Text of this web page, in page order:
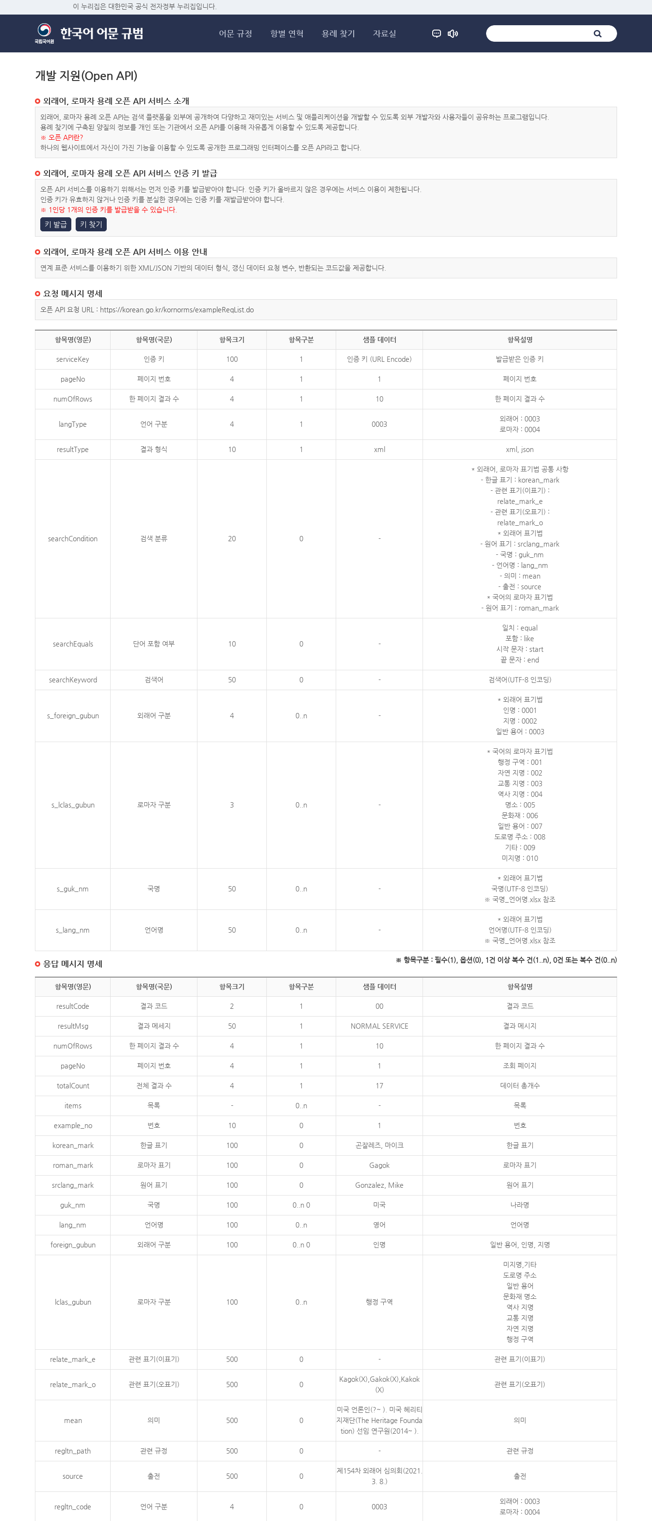
이 누리집은 대한민국 공식 전자정부 누리집입니다.
어문 규정 항별 연혁 용례 찾기 자료실
개발 지원(Open API)
외래어, 로마자 용례 오픈 API 서비스 소개
외래어, 로마자 용례 오픈 API는 검색 플랫폼을 외부에 공개하여 다양하고 재미있는 서비스 및 애플리케이션을 개발할 수 있도록 외부 개발자와 사용자들이 공유하는 프로그램입니다.
용례 찾기에 구축된 양질의 정보를 개인 또는 기관에서 오픈 API를 이용해 자유롭게 이용할 수 있도록 제공합니다.
※ 오픈 API란?
하나의 웹사이트에서 자신이 가진 기능을 이용할 수 있도록 공개한 프로그래밍 인터페이스를 오픈 API라고 합니다.
외래어, 로마자 용례 오픈 API 서비스 인증 키 발급
오픈 API 서비스를 이용하기 위해서는 먼저 인증 키를 발급받아야 합니다. 인증 키가 올바르지 않은 경우에는 서비스 이용이 제한됩니다.
인증 키가 유효하지 않거나 인증 키를 분실한 경우에는 인증 키를 재발급받아야 합니다.
※ 1인당 1개의 인증 키를 발급받을 수 있습니다.
키 발급 키 찾기
외래어, 로마자 용례 오픈 API 서비스 이용 안내
연계 표준 서비스를 이용하기 위한 XML/JSON 기반의 데이터 형식, 갱신 데이터 요청 변수, 반환되는 코드값을 제공합니다.
요청 메시지 명세
오픈 API 요청 URL : https://korean.go.kr/kornorms/exampleReqList.do
항목명(영문) 항목명(국문) 항목크기 항목구분 샘플 데이터 항목설명
serviceKey 인증 키 100 1 인증 키 (URL Encode) 발급받은 인증 키
pageNo 페이지 번호 4 1 1 페이지 번호
numOfRows 한 페이지 결과 수 4 1 10 한 페이지 결과 수
langType 언어 구분 4 1 0003
외래어 : 0003
로마자 : 0004
resultType 결과 형식 10 1 xml xml, json
searchCondition 검색 분류 20 0 -
* 외래어, 로마자 표기법 공통 사항
- 한글 표기 : korean_mark
- 관련 표기(이표기) :
relate_mark_e
- 관련 표기(오표기) :
relate_mark_o
* 외래어 표기법
- 원어 표기 : srclang_mark
- 국명 : guk_nm
- 언어명 : lang_nm
- 의미 : mean
- 출전 : source
* 국어의 로마자 표기법
- 원어 표기 : roman_mark
searchEquals 단어 포함 여부 10 0 -
일치 : equal
포함 : like
시작 문자 : start
끝 문자 : end
searchKeyword 검색어 50 0 - 검색어(UTF-8 인코딩)
s_foreign_gubun 외래어 구분 4 0..n -
* 외래어 표기법
인명 : 0001
지명 : 0002
일반 용어 : 0003
s_lclas_gubun 로마자 구분 3 0..n -
* 국어의 로마자 표기법
행정 구역 : 001
자연 지명 : 002
교통 지명 : 003
역사 지명 : 004
명소 : 005
문화재 : 006
일반 용어 : 007
도로명 주소 : 008
기타 : 009
미지명 : 010
s_guk_nm 국명 50 0..n -
* 외래어 표기법
국명(UTF-8 인코딩)
※ 국명_언어명.xlsx 참조
s_lang_nm 언어명 50 0..n -
* 외래어 표기법
언어명(UTF-8 인코딩)
※ 국명_언어명.xlsx 참조
※ 항목구분 : 필수(1), 옵션(0), 1건 이상 복수 건(1..n), 0건 또는 복수 건(0..n)
응답 메시지 명세
항목명(영문) 항목명(국문) 항목크기 항목구분 샘플 데이터 항목설명
resultCode 결과 코드 2 1 00 결과 코드
resultMsg 결과 메세지 50 1 NORMAL SERVICE 결과 메시지
numOfRows 한 페이지 결과 수 4 1 10 한 페이지 결과 수
pageNo 페이지 번호 4 1 1 조회 페이지
totalCount 전체 결과 수 4 1 17 데이터 총개수
items 목록 - 0..n - 목록
example_no 번호 10 0 1 번호
korean_mark 한글 표기 100 0 곤잘레즈, 마이크 한글 표기
roman_mark 로마자 표기 100 0 Gagok 로마자 표기
srclang_mark 원어 표기 100 0 Gonzalez, Mike 원어 표기
guk_nm 국명 100 0..n 0 미국 나라명
lang_nm 언어명 100 0..n 영어 언어명
foreign_gubun 외래어 구분 100 0..n 0 인명 일반 용어, 인명, 지명
lclas_gubun 로마자 구분 100 0..n 행정 구역
미지명,기타
도로명 주소
일반 용어
문화재 명소
역사 지명
교통 지명
자연 지명
행정 구역
relate_mark_e 관련 표기(이표기) 500 0 - 관련 표기(이표기)
relate_mark_o 관련 표기(오표기) 500 0
Kagok(X),Gakok(X),Kakok
(X)
관련 표기(오표기)
mean 의미 500 0
미국 언론인(?~ ). 미국 헤리티
지재단(The Heritage Founda
tion) 선임 연구원(2014~ ).
의미
regltn_path 관련 규정 500 0 - 관련 규정
source 출전 500 0
제154차 외래어 심의회(2021.
3. 8.)
출전
regltn_code 언어 구분 4 0 0003
외래어 : 0003
로마자 : 0004